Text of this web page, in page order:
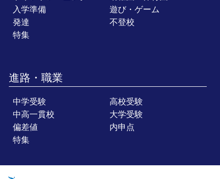
入学準備
遊び・ゲーム
発達
不登校
特集
進路・職業
中学受験
高校受験
中高一貫校
大学受験
偏差値
内申点
特集